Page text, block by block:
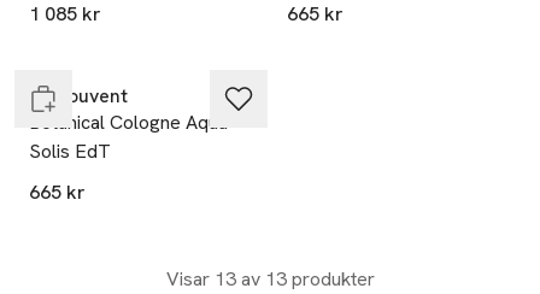
1 085 kr
665 kr
Le Couvent
Botanical Cologne Aqua
Solis EdT
665 kr
Visar 13 av 13 produkter